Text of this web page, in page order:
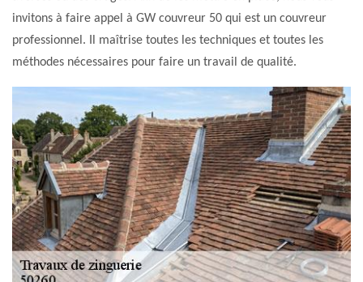
invitons à faire appel à GW couvreur 50 qui est un couvreur
professionnel. Il maîtrise toutes les techniques et toutes les
méthodes nécessaires pour faire un travail de qualité.